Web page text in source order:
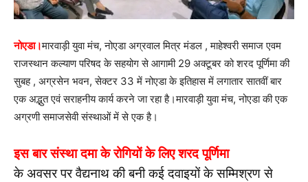
नोएडा।मारवाड़ी युवा मंच, नोएडा अग्रवाल मित्र मंडल , माहेश्वरी समाज एवम
राजस्थान कल्याण परिषद के सहयोग से आगामी 29 अक्टूबर को शरद पूर्णिमा की
सुबह , अग्रसेन भवन, सेक्टर 33 में नोएडा के इतिहास में लगातार सातवीं बार
एक अद्भुत एवं सराहनीय कार्य करने जा रहा है।मारवाड़ी युवा मंच, नोएडा की एक
अग्रणी समाजसेवी संस्थाओं में से एक है।
इस बार संस्था दमा के रोगियों के लिए शरद पूर्णिमा
के अवसर पर वैद्यनाथ की बनी कई दवाइयों के सम्मिश्रण से